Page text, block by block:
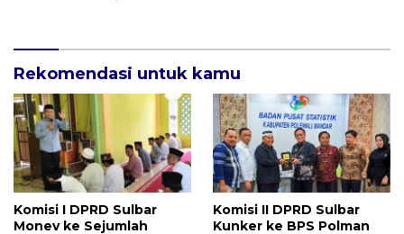
Rekomendasi untuk kamu
Komisi I DPRD Sulbar
Monev ke Sejumlah
Komisi II DPRD Sulbar
Kunker ke BPS Polman